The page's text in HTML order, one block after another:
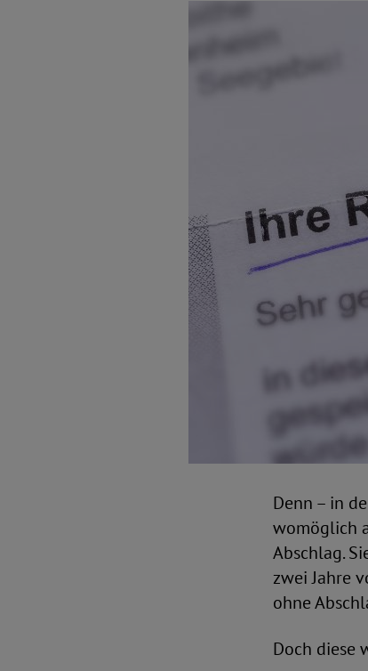
Denn – in
womöglich
Abschlag.
zwei Jahre
ohne
Doch diese